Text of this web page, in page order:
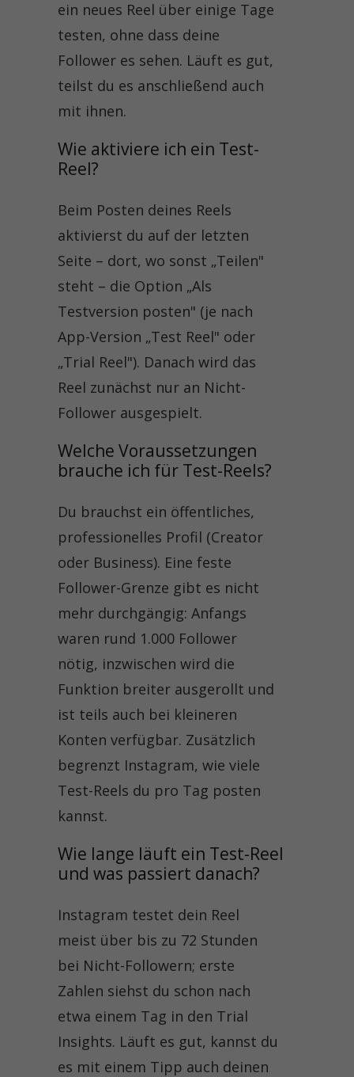
ein neues Reel über einige Tage
testen, ohne dass deine
Follower es sehen. Läuft es gut,
teilst du es anschließend auch
mit ihnen.
Wie aktiviere ich ein Test-
Reel?
Beim Posten deines Reels
aktivierst du auf der letzten
Seite – dort, wo sonst „Teilen"
steht – die Option „Als
Testversion posten" (je nach
App-Version „Test Reel" oder
„Trial Reel"). Danach wird das
Reel zunächst nur an Nicht-
Follower ausgespielt.
Welche Voraussetzungen
brauche ich für Test-Reels?
Du brauchst ein öffentliches,
professionelles Profil (Creator
oder Business). Eine feste
Follower-Grenze gibt es nicht
mehr durchgängig: Anfangs
waren rund 1.000 Follower
nötig, inzwischen wird die
Funktion breiter ausgerollt und
ist teils auch bei kleineren
Konten verfügbar. Zusätzlich
begrenzt Instagram, wie viele
Test-Reels du pro Tag posten
kannst.
Wie lange läuft ein Test-Reel
und was passiert danach?
Instagram testet dein Reel
meist über bis zu 72 Stunden
bei Nicht-Followern; erste
Zahlen siehst du schon nach
etwa einem Tag in den Trial
Insights. Läuft es gut, kannst du
es mit einem Tipp auch deinen